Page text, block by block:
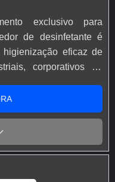
Química! Desde 1990
inovadoras e
atendendo
saber mais detalhes
entre em contato e
tempo.
exclusivo para
de desinfetante é
eficaz de
corporativos ou
são excelentes no
que podem,
alguma doença. O
de até 5 litros, sendo
um excelente custo-